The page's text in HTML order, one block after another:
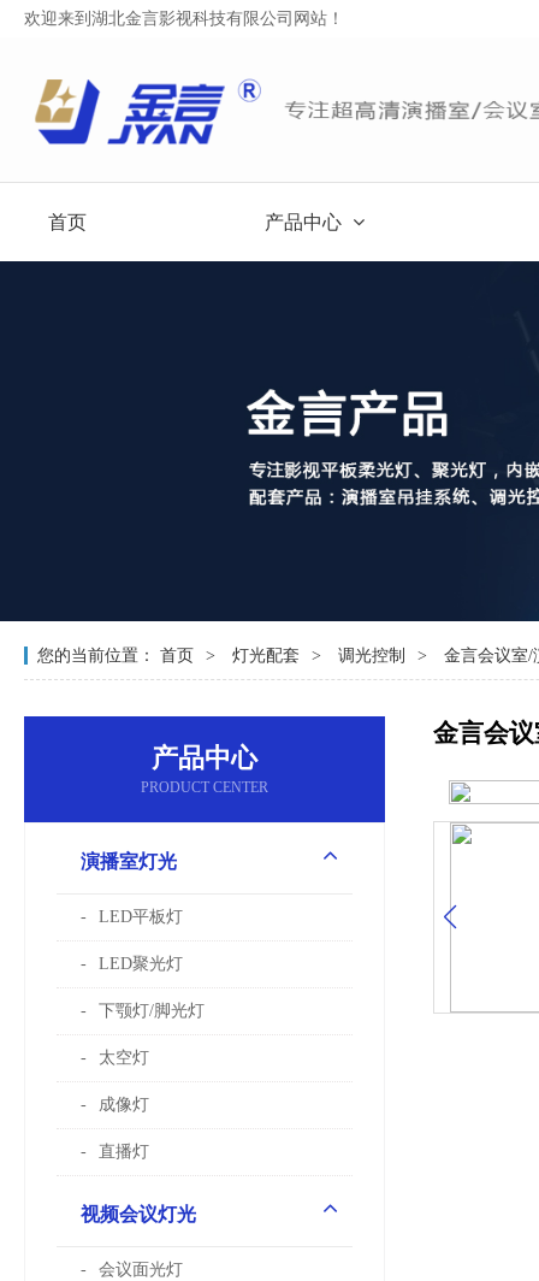
欢迎来到湖北金言影视科技有限公司网站！
首页 产品中心
您的当前位置： 首页 灯光配套 调光控制 金言会议室/
产品中心
PRODUCT CENTER
演播室灯光
LED平板灯
LED聚光灯
下颚灯/脚光灯
太空灯
成像灯
直播灯
视频会议灯光
会议面光灯
金言会